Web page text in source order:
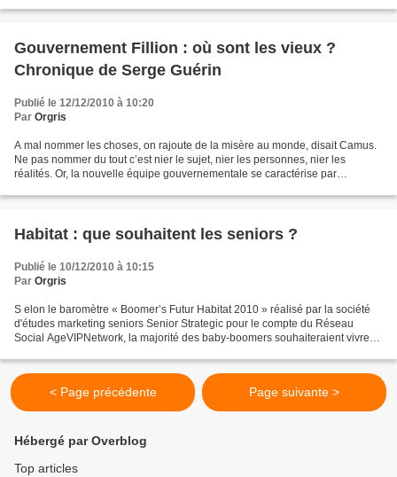
Gouvernement Fillion : où sont les vieux ?
Chronique de Serge Guérin
Publié le 12/12/2010 à 10:20
Par Orgris
A mal nommer les choses, on rajoute de la misère au monde, disait Camus.
Ne pas nommer du tout c’est nier le sujet, nier les personnes, nier les
réalités. Or, la nouvelle équipe gouvernementale se caractérise par
Habitat : que souhaitent les seniors ?
Publié le 10/12/2010 à 10:15
Par Orgris
S elon le baromètre « Boomer’s Futur Habitat 2010 » réalisé par la société
d'études marketing seniors Senior Strategic pour le compte du Réseau
Social AgeVIPNetwork, la majorité des baby-boomers souhaiteraient vivre
< Page précédente Page suivante >
Hébergé par Overblog
Top articles